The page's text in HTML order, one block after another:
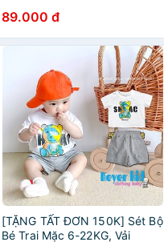
khủng long siêu ngầu cho bé
SZ32
89.000 đ
[TẶNG TẤT ĐƠN 150K] Sét Bộ
Bé Trai Mặc 6-22KG, Vải